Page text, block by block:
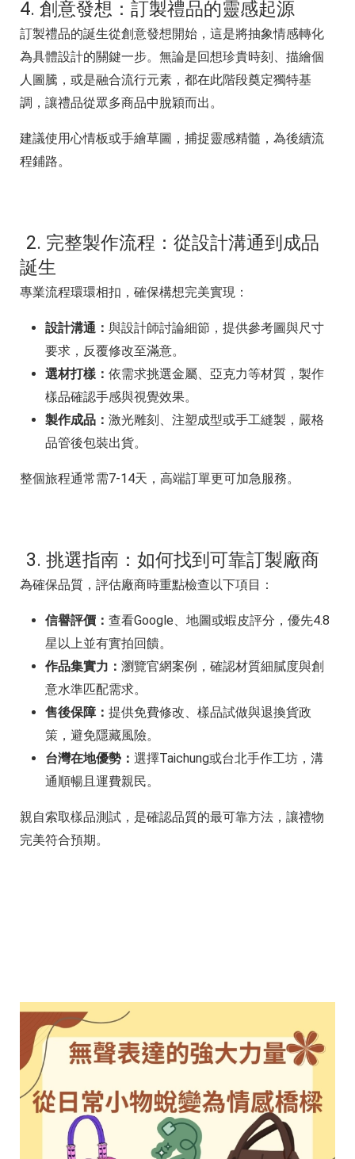
4. 創意發想：訂製禮品的靈感起源
訂製禮品的誕生從創意發想開始，這是將抽象情感轉化
為具體設計的關鍵一步。無論是回想珍貴時刻、描繪個
人圖騰，或是融合流行元素，都在此階段奠定獨特基
調，讓禮品從眾多商品中脫穎而出。
建議使用心情板或手繪草圖，捕捉靈感精髓，為後續流
程鋪路。
2. 完整製作流程：從設計溝通到成品
誕生
專業流程環環相扣，確保構想完美實現：
設計溝通： 與設計師討論細節，提供參考圖與尺寸
要求，反覆修改至滿意。
選材打樣： 依需求挑選金屬、亞克力等材質，製作
樣品確認手感與視覺效果。
製作成品： 激光雕刻、注塑成型或手工縫製，嚴格
品管後包裝出貨。
整個旅程通常需7-14天，高端訂單更可加急服務。
3. 挑選指南：如何找到可靠訂製廠商
為確保品質，評估廠商時重點檢查以下項目：
信譽評價： 查看Google、地圖或蝦皮評分，優先4.8
星以上並有實拍回饋。
作品集實力： 瀏覽官網案例，確認材質細膩度與創
意水準匹配需求。
售後保障： 提供免費修改、樣品試做與退換貨政
策，避免隱藏風險。
台灣在地優勢： 選擇Taichung或台北手作工坊，溝
通順暢且運費親民。
親自索取樣品測試，是確認品質的最可靠方法，讓禮物
完美符合預期。